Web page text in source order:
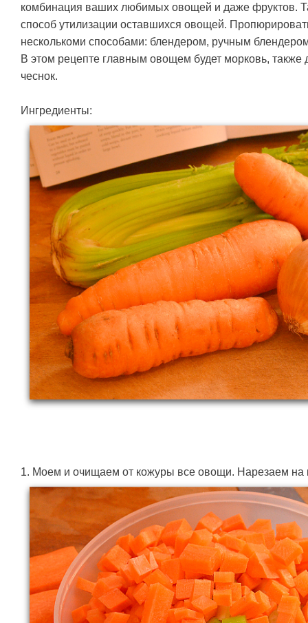
комбинация ваших любимых овощей и даже фруктов.
способ утилизации оставшихся овощей.
несколькоми способами: блендером, ручным
В этом рецепте главным овощем будет морковь, также
чеснок.
Ингредиенты:
1. Моем и очищаем от кожуры все овощи. Нарезаем на